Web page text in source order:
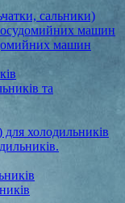
сальники)
машин
машин
та
холодильників